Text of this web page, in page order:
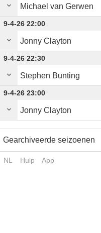
Michael van Gerwen
9-4-26 22:00
Jonny Clayton
9-4-26 22:30
Stephen Bunting
9-4-26 23:00
Jonny Clayton
Gearchiveerde seizoenen
NL Hulp App